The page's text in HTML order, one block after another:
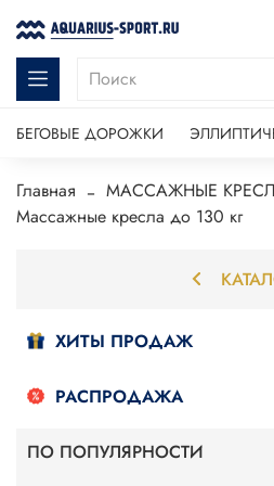
БЕГОВЫЕ ДОРОЖКИ
Главная
МАССАЖНЫЕ
Массажные кресла до 130 кг
ХИТЫ ПРОДАЖ
РАСПРОДАЖА
ПО ПОПУЛЯРНОСТИ